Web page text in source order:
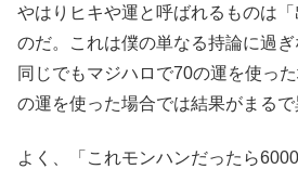
やはりヒキや運と呼ばれるものは
のだ。これは僕の単なる持論に過
同じでもマジハロで70の運を使っ
の運を使った場合では結果がまるで
よく、「これモンハンだったら